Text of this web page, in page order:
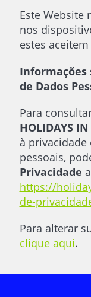
Este Website
nos
estes
Informações
de Dados
Para
HOLIDAYS IN
à privacidade
pessoais,
Privacidade
https://
de-
Para alterar
clique aqui.